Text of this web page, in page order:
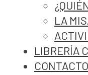
LA
LIBRERÍA
CONTACTO